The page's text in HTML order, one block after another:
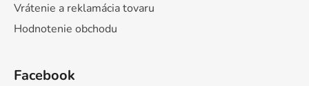
Vrátenie a reklamácia tovaru
Hodnotenie obchodu
Facebook